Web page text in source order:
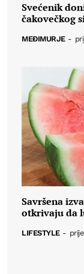
Svećenik
čakovečkog
MEĐIMURJE -
Savršena
otkrivaju da
LIFESTYLE -